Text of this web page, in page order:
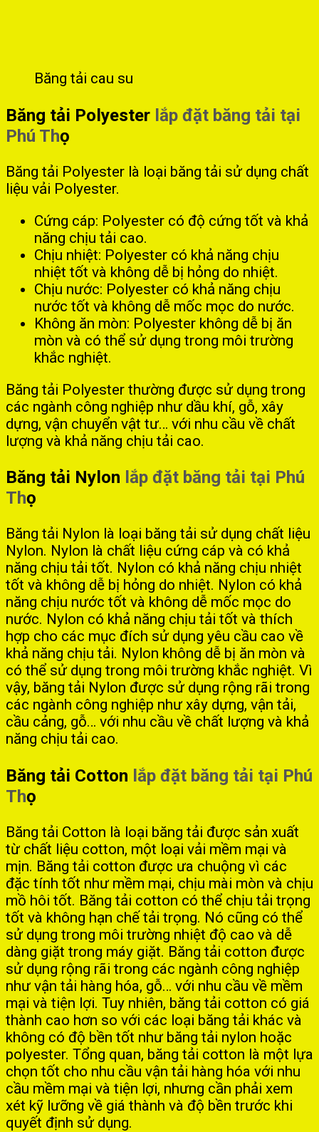
Băng tải cau su
Băng tải Polyester lắp đặt băng tải tại
Phú Thọ
Băng tải Polyester là loại băng tải sử dụng chất
liệu vải Polyester.
Cứng cáp: Polyester có độ cứng tốt và khả
năng chịu tải cao.
Chịu nhiệt: Polyester có khả năng chịu
nhiệt tốt và không dễ bị hỏng do nhiệt.
Chịu nước: Polyester có khả năng chịu
nước tốt và không dễ mốc mọc do nước.
Không ăn mòn: Polyester không dễ bị ăn
mòn và có thể sử dụng trong môi trường
khắc nghiệt.
Băng tải Polyester thường được sử dụng trong
các ngành công nghiệp như dầu khí, gỗ, xây
dựng, vận chuyển vật tư… với nhu cầu về chất
lượng và khả năng chịu tải cao.
Băng tải Nylon lắp đặt băng tải tại Phú
Thọ
Băng tải Nylon là loại băng tải sử dụng chất liệu
Nylon. Nylon là chất liệu cứng cáp và có khả
năng chịu tải tốt. Nylon có khả năng chịu nhiệt
tốt và không dễ bị hỏng do nhiệt. Nylon có khả
năng chịu nước tốt và không dễ mốc mọc do
nước. Nylon có khả năng chịu tải tốt và thích
hợp cho các mục đích sử dụng yêu cầu cao về
khả năng chịu tải. Nylon không dễ bị ăn mòn và
có thể sử dụng trong môi trường khắc nghiệt. Vì
vậy, băng tải Nylon được sử dụng rộng rãi trong
các ngành công nghiệp như xây dựng, vận tải,
cầu cảng, gỗ… với nhu cầu về chất lượng và khả
năng chịu tải cao.
Băng tải Cotton lắp đặt băng tải tại Phú
Thọ
Băng tải Cotton là loại băng tải được sản xuất
từ chất liệu cotton, một loại vải mềm mại và
mịn. Băng tải cotton được ưa chuộng vì các
đặc tính tốt như mềm mại, chịu mài mòn và chịu
mồ hôi tốt. Băng tải cotton có thể chịu tải trọng
tốt và không hạn chế tải trọng. Nó cũng có thể
sử dụng trong môi trường nhiệt độ cao và dễ
dàng giặt trong máy giặt. Băng tải cotton được
sử dụng rộng rãi trong các ngành công nghiệp
như vận tải hàng hóa, gỗ… với nhu cầu về mềm
mại và tiện lợi. Tuy nhiên, băng tải cotton có giá
thành cao hơn so với các loại băng tải khác và
không có độ bền tốt như băng tải nylon hoặc
polyester. Tổng quan, băng tải cotton là một lựa
chọn tốt cho nhu cầu vận tải hàng hóa với nhu
cầu mềm mại và tiện lợi, nhưng cần phải xem
xét kỹ lưỡng về giá thành và độ bền trước khi
quyết định sử dụng.